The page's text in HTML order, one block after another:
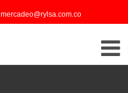
mercadeo@rylsa.com.co